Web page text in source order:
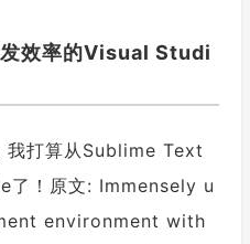
效率的Visual Studi
我打算从Sublime Text
！原文: Immensely u
environment with